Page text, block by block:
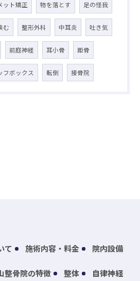
ット矯正 物を落とす 足の怪我
む 整形外科 中耳炎 吐き気
前庭神経 耳小骨 距骨
フボックス 転倒 接骨院
て 施術内容・料金 院内設備
整骨院の特徴 整体 自律神経